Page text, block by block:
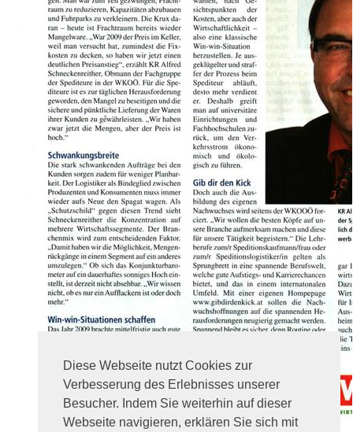
Diese Webseite nutzt Cookies zur
Verbesserung des Erlebnisses unserer
Besucher. Indem Sie weiterhin auf dieser
Webseite navigieren, erklären Sie sich mit